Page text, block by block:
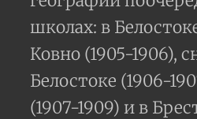
школах: в
Ковно (1905-1906),
Белостоке (1906-
(1907-1909) и в